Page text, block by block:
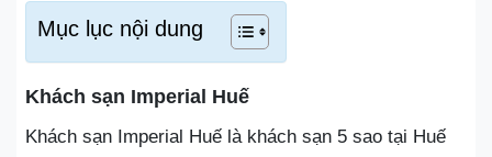
Mục lục nội dung
Khách sạn Imperial Huế
Khách sạn Imperial Huế là khách sạn 5 sao tại Huế